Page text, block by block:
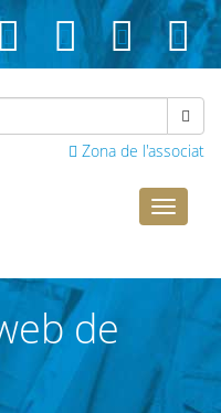
Zona de l'associat
Lloret
de